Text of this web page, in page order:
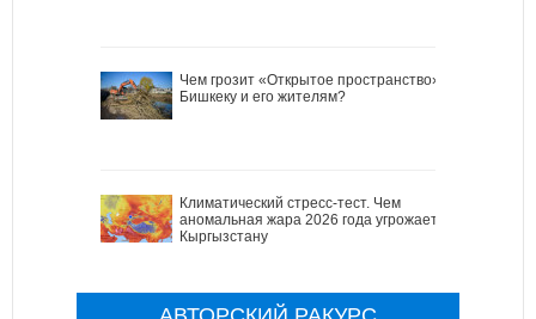
Чем грозит «Открытое пространство»
Бишкеку и его жителям?
Климатический стресс-тест. Чем
аномальная жара 2026 года угрожает
Кыргызстану